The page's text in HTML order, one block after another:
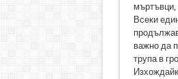
мъртъвци,
Всеки
важно да
трупа в